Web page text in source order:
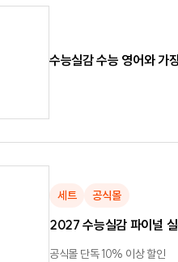
수능실감 수능 영어와
세트 공식몰
2027 수능실감 파이널
공식몰 단독 10% 이상 할인